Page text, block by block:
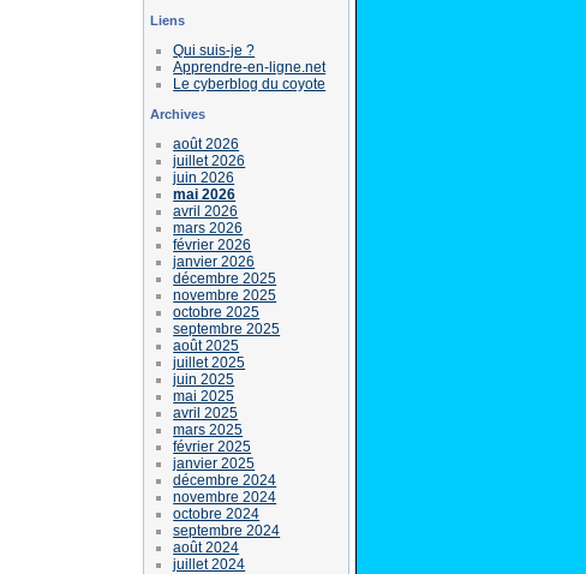
Liens
Qui suis-je ?
Apprendre-en-ligne.net
Le cyberblog du coyote
Archives
août 2026
juillet 2026
juin 2026
mai 2026
avril 2026
mars 2026
février 2026
janvier 2026
décembre 2025
novembre 2025
octobre 2025
septembre 2025
août 2025
juillet 2025
juin 2025
mai 2025
avril 2025
mars 2025
février 2025
janvier 2025
décembre 2024
novembre 2024
octobre 2024
septembre 2024
août 2024
juillet 2024